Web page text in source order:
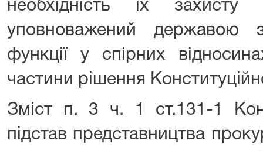
необхідність їх
уповноважений державою
функції у спірних
частини рішення
Зміст п. 3 ч. 1 ст.131-1
підстав представництва